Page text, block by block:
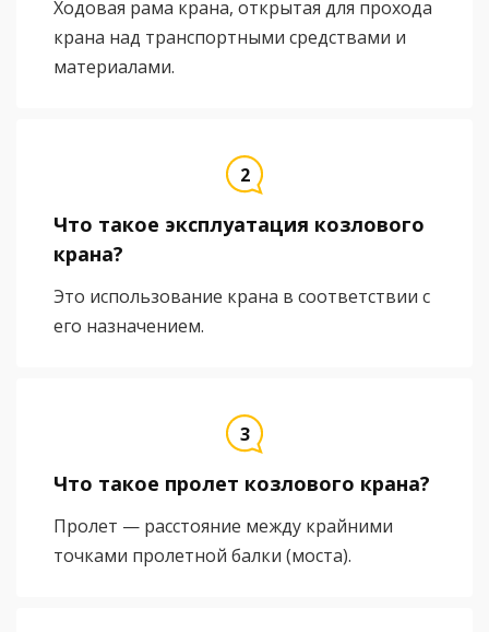
Ходовая рама крана, открытая для прохода
крана над транспортными средствами и
материалами.
Что такое эксплуатация козлового
крана?
Это использование крана в соответствии с
его назначением.
Что такое пролет козлового крана?
Пролет — расстояние между крайними
точками пролетной балки (моста).